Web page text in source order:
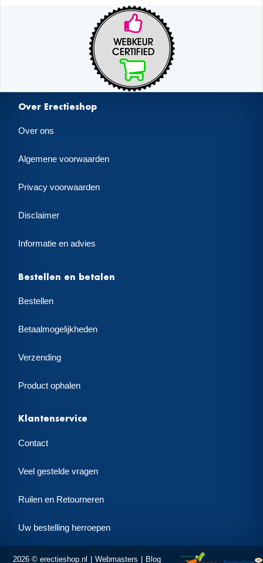
Over Erectieshop
Over ons
Algemene voorwaarden
Privacy voorwaarden
Disclaimer
Informatie en advies
Bestellen en betalen
Bestellen
Betaalmogelijkheden
Verzending
Product ophalen
Klantenservice
Contact
Veel gestelde vragen
Ruilen en Retourneren
Uw bestelling herroepen
2026 © erectieshop.nl Webmasters Blog